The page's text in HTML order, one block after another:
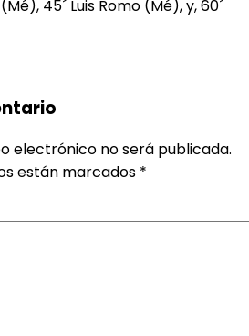
45´ Luis Romo (Mé), y, 60´
electrónico no será publicada.
están marcados *